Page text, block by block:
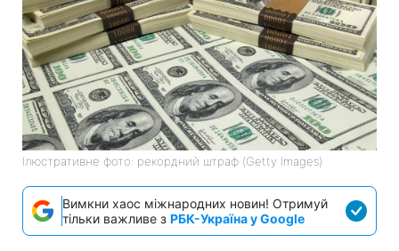
Ілюстративне фото: рекордний штраф (Getty Images)
Вимкни хаос міжнародних новин! Отримуй
тільки важливе з РБК-Україна у Google